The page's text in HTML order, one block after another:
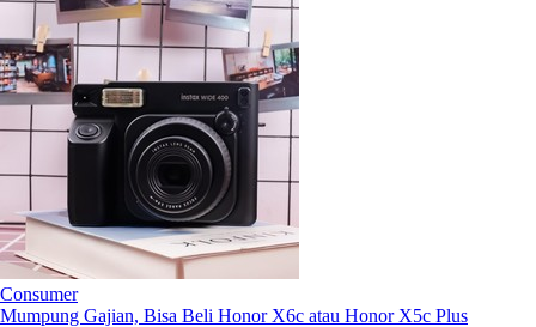
Consumer
Mumpung Gajian, Bisa Beli Honor X6c atau Honor X5c Plus